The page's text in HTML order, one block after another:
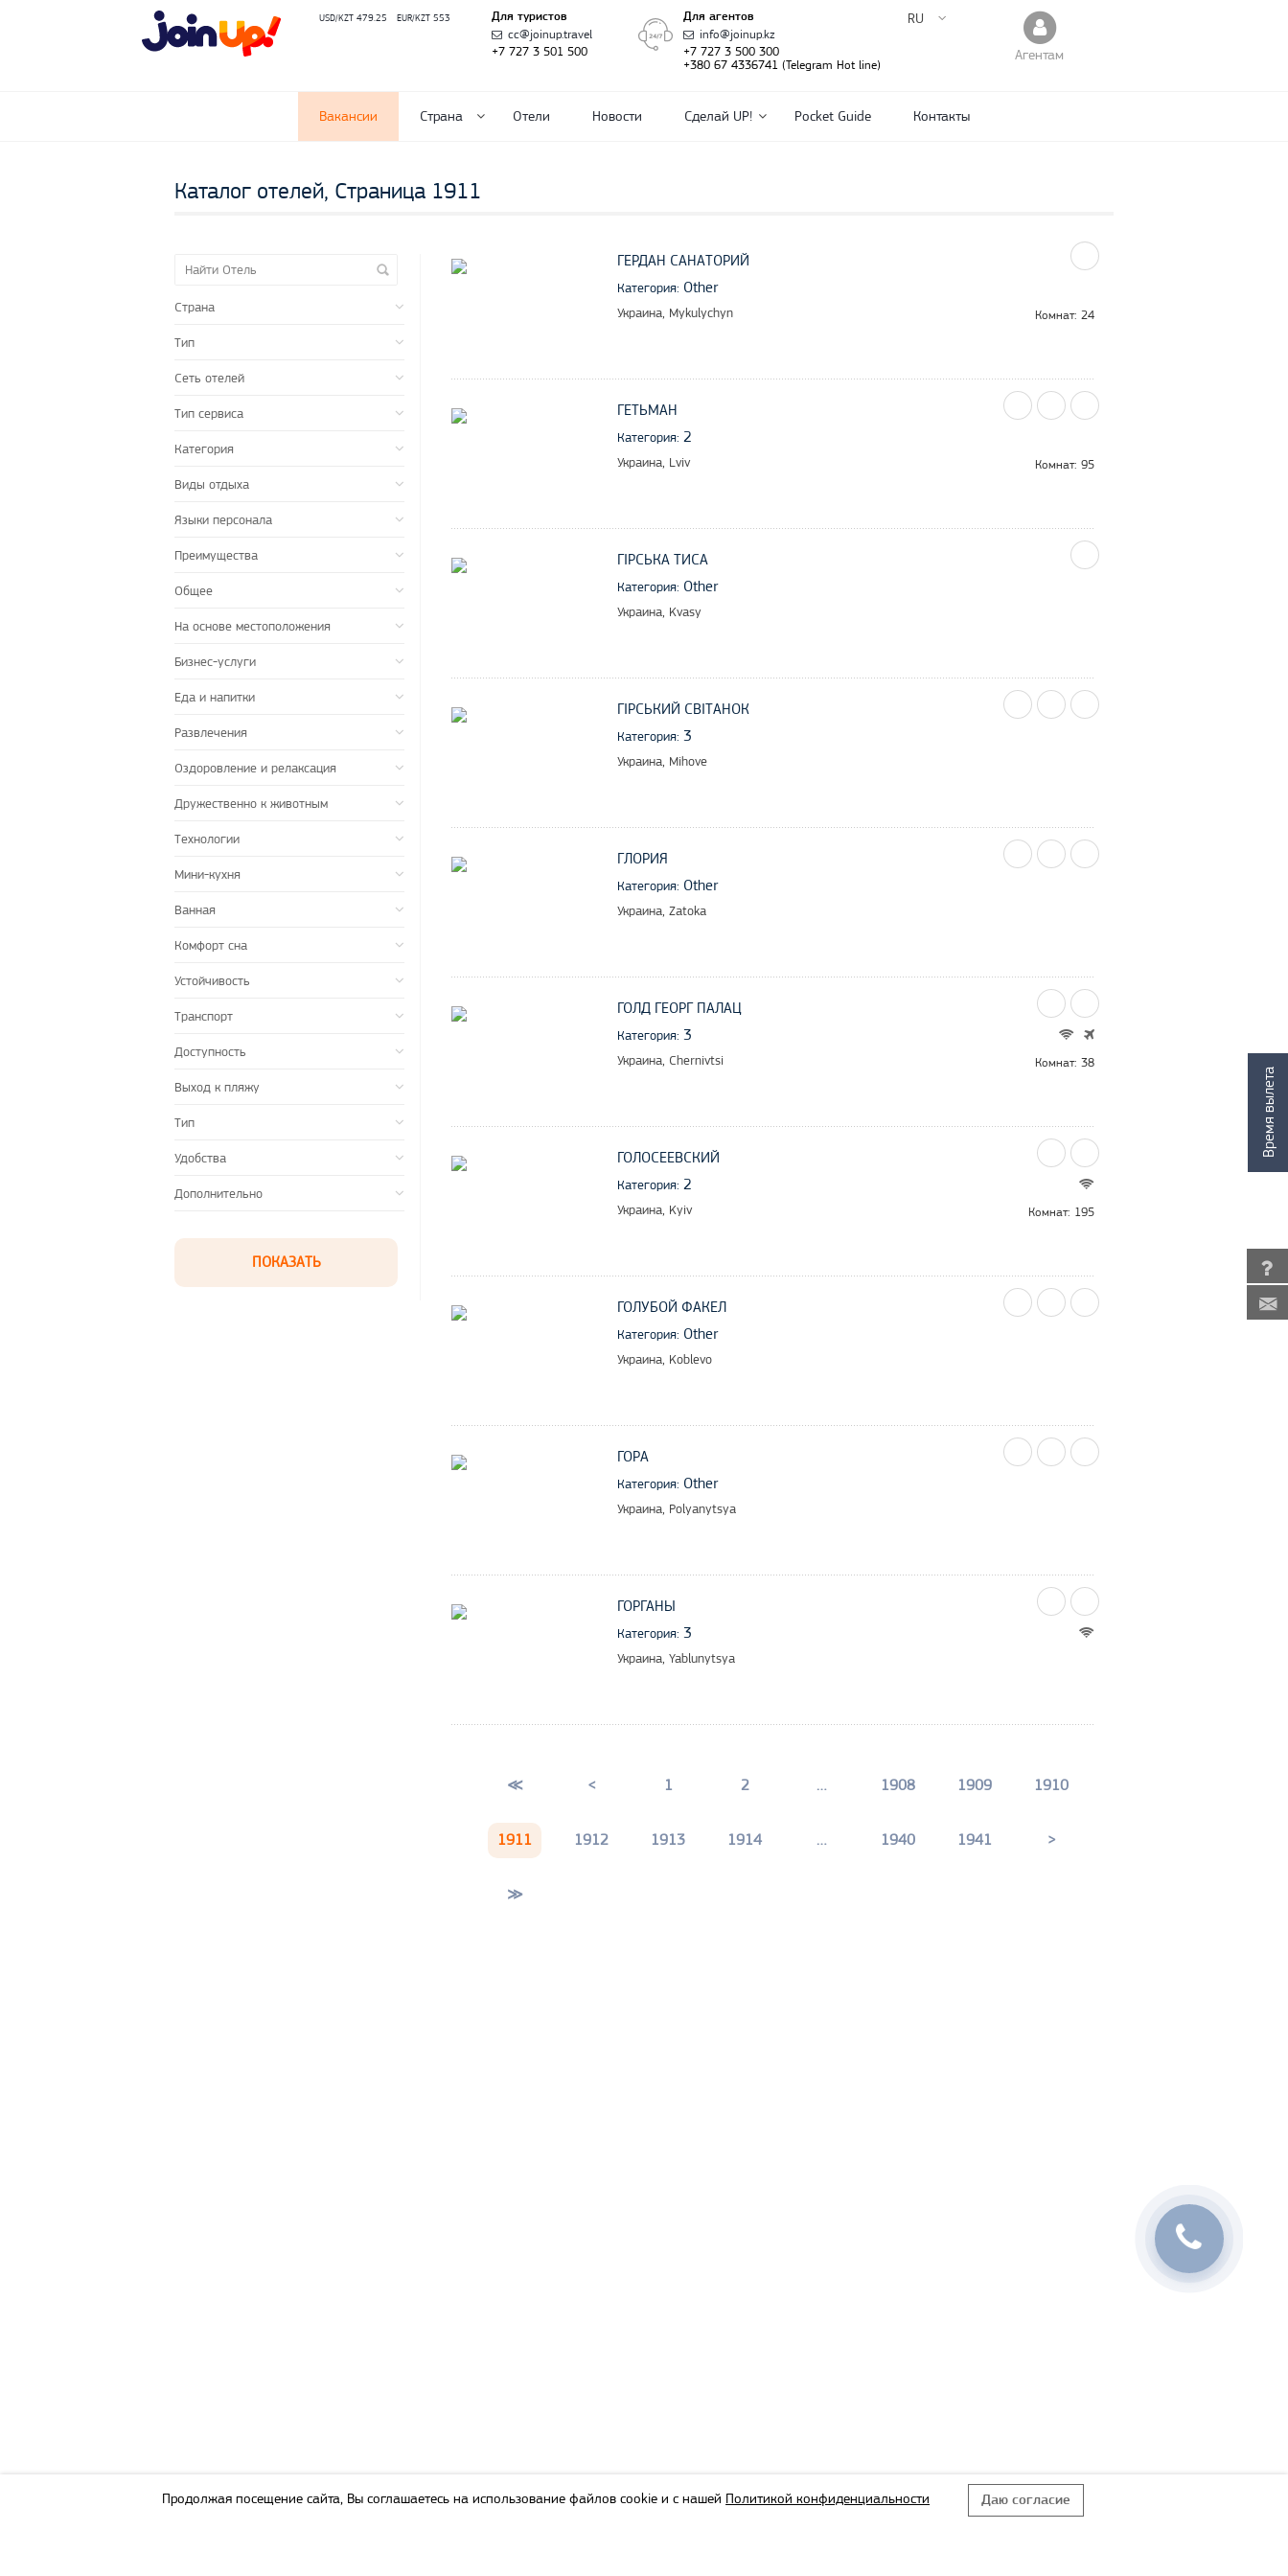
USD/KZT 479.25 EUR/KZT 553 Для туристов
cc@joinup.travel
+7 727 3 501 500
Для агентов
info@joinup.kz
+7 727 3 500 300
+380 67 4336741 (Telegram Hot line)
Агентам
RU
Вакансии Страна Отели Новости Сделай UP! Pocket Guide Контакты
Каталог отелей, Страница 1911
Страна
Тип
Сеть отелей
Тип сервиса
Категория
Виды отдыха
Языки персонала
Преимущества
Общее
На основе местоположения
Бизнес-услуги
Еда и напитки
Развлечения
Оздоровление и релаксация
Дружественно к животным
Технологии
Мини-кухня
Ванная
Комфорт сна
Устойчивость
Транспорт
Доступность
Выход к пляжу
Тип
Удобства
Дополнительно
ГЕРДАН САНАТОРИЙ
Комнат: 24
Категория: Other
Украина, Mykulychyn
ГЕТЬМАН
Комнат: 95
Категория: 2
Украина, Lviv
ГІРСЬКА ТИСА
Категория: Other
Украина, Kvasy
ГІРСЬКИЙ СВІТАНОК
Категория: 3
Украина, Mihove
ГЛОРИЯ
Категория: Other
Украина, Zatoka
ГОЛД ГЕОРГ ПАЛАЦ
Комнат: 38
Категория: 3
Украина, Chernivtsi
ГОЛОСЕЕВСКИЙ
Комнат: 195
Категория: 2
Украина, Kyiv
ГОЛУБОЙ ФАКЕЛ
Категория: Other
Украина, Koblevo
ГОРА
Категория: Other
Украина, Polyanytsya
ГОРГАНЫ
Категория: 3
Украина, Yablunytsya
≪ < 1 2 … 1908 1909 1910
1911 1912 1913 1914 … 1940 1941 >
≫
Время вылета
Продолжая посещение сайта, Вы соглашаетесь на использование файлов cookie и с нашей Политикой конфиденциальности Даю согласие